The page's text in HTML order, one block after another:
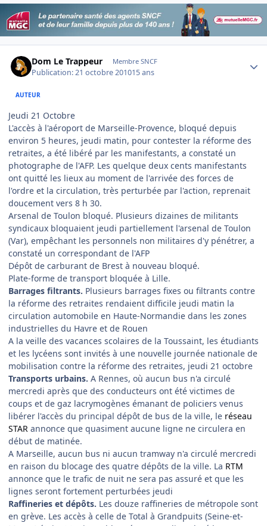
Dom Le Trappeur Membre SNCF
Publication:21 octobre 201015 ans
AUTEUR
Jeudi 21 Octobre
L'accès à l'aéroport de Marseille-Provence, bloqué depuis
environ 5 heures, jeudi matin, pour contester la réforme des
retraites, a été libéré par les manifestants, a constaté un
photographe de l'AFP. Les quelque deux cents manifestants
ont quitté les lieux au moment de l'arrivée des forces de
l'ordre et la circulation, très perturbée par l'action, reprenait
doucement vers 8 h 30.
Arsenal de Toulon bloqué. Plusieurs dizaines de militants
syndicaux bloquaient jeudi partiellement l'arsenal de Toulon
(Var), empêchant les personnels non militaires d'y pénétrer, a
constaté un correspondant de l'AFP
Dépôt de carburant de Brest à nouveau bloqué.
Plate-forme de transport bloquée à Lille.
Barrages filtrants. Plusieurs barrages fixes ou filtrants contre
la réforme des retraites rendaient difficile jeudi matin la
circulation automobile en Haute-Normandie dans les zones
industrielles du Havre et de Rouen
A la veille des vacances scolaires de la Toussaint, les étudiants
et les lycéens sont invités à une nouvelle journée nationale de
mobilisation contre la réforme des retraites, jeudi 21 octobre
Transports urbains. A Rennes, où aucun bus n'a circulé
mercredi après que des conducteurs ont été victimes de
coups et de gaz lacrymogènes émanant de policiers venus
libérer l'accès du principal dépôt de bus de la ville, le réseau
STAR annonce que quasiment aucune ligne ne circulera en
début de matinée.
A Marseille, aucun bus ni aucun tramway n'a circulé mercredi
en raison du blocage des quatre dépôts de la ville. La RTM
annonce que le trafic de nuit ne sera pas assuré et que les
lignes seront fortement perturbées jeudi
Raffineries et dépôts. Les douze raffineries de métropole sont
en grève. Les accès à celle de Total à Grandpuits (Seine-et-